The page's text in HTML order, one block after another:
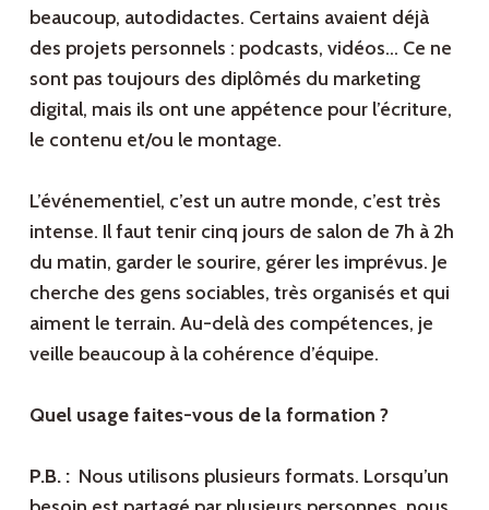
beaucoup, autodidactes. Certains avaient déjà
des projets personnels : podcasts, vidéos… Ce ne
sont pas toujours des diplômés du marketing
digital, mais ils ont une appétence pour l’écriture,
le contenu et/ou le montage.
L’événementiel, c’est un autre monde, c’est très
intense. Il faut tenir cinq jours de salon de 7h à 2h
du matin, garder le sourire, gérer les imprévus. Je
cherche des gens sociables, très organisés et qui
aiment le terrain. Au-delà des compétences, je
veille beaucoup à la cohérence d’équipe.
Quel usage faites-vous de la formation ?
P.B. :Nous utilisons plusieurs formats. Lorsqu’un